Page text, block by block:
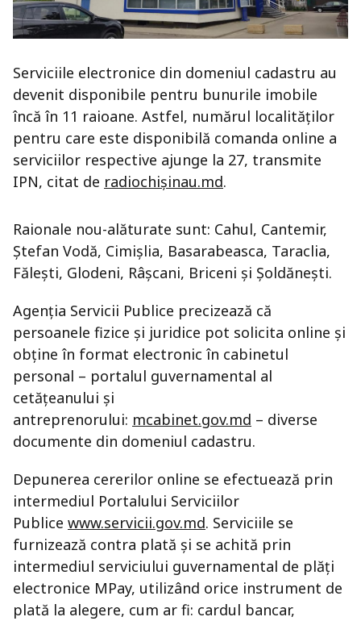
Serviciile electronice din domeniul cadastru au
devenit disponibile pentru bunurile imobile
încă în 11 raioane. Astfel, numărul localităților
pentru care este disponibilă comanda online a
serviciilor respective ajunge la 27, transmite
IPN, citat de radiochișinau.md.
Raionale nou-alăturate sunt: Cahul, Cantemir,
Ștefan Vodă, Cimișlia, Basarabeasca, Taraclia,
Fălești, Glodeni, Râșcani, Briceni și Șoldănești.
Agenția Servicii Publice precizează că
persoanele fizice și juridice pot solicita online și
obține în format electronic în cabinetul
personal – portalul guvernamental al
cetățeanului și
antreprenorului: mcabinet.gov.md – diverse
documente din domeniul cadastru.
Depunerea cererilor online se efectuează prin
intermediul Portalului Serviciilor
Publice www.servicii.gov.md. Serviciile se
furnizează contra plată și se achită prin
intermediul serviciului guvernamental de plăți
electronice MPay, utilizând orice instrument de
plată la alegere, cum ar fi: cardul bancar,